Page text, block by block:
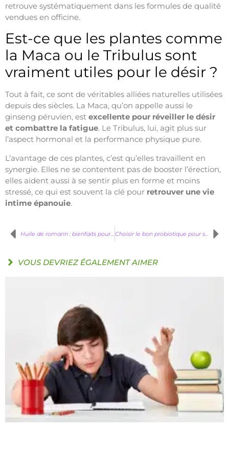
retrouve systématiquement dans les formules de qualité
vendues en officine.
Est-ce que les plantes comme
la Maca ou le Tribulus sont
vraiment utiles pour le désir ?
Tout à fait, ce sont de véritables alliées naturelles utilisées
depuis des siècles. La Maca, qu’on appelle aussi le
ginseng péruvien, est excellente pour réveiller le désir
et combattre la fatigue. Le Tribulus, lui, agit plus sur
l’aspect hormonal et la performance physique pure.
L’avantage de ces plantes, c’est qu’elles travaillent en
synergie. Elles ne se contentent pas de booster l’érection,
elles aident aussi à se sentir plus en forme et moins
stressé, ce qui est souvent la clé pour retrouver une vie
intime épanouie.
Huile de romarin : bienfaits pour vos cheveux et votre peau Choisir le bon probiotique pour sa flore intime
VOUS DEVRIEZ ÉGALEMENT AIMER